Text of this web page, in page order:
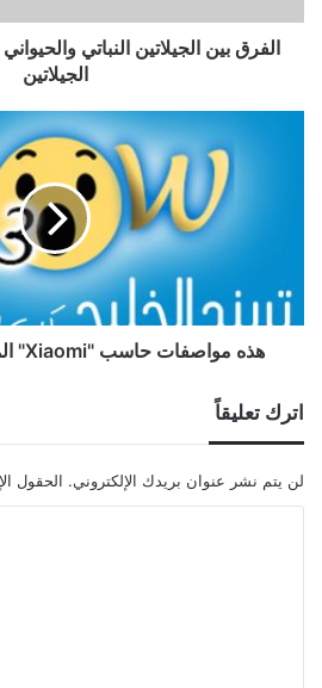
الفرق بين الجيلاتين النباتي
الجيلاتين
هذه مواصفات حاسب "Xiaomi" المنافس لحواسب آبل
اترك تعليقاً
لن يتم نشر عنوان بريدك الإلكتروني. الحقول